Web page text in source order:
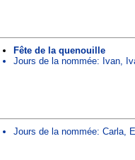
Fête de la quenouille
Jours de la nommée: Ivan,
Jours de la nommée: Carla,